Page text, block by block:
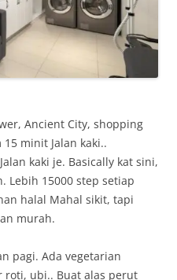
Ancient City, shopping
minit Jalan kaki..
kaki je. Basically kat sini,
Lebih 15000 step setiap
halal Mahal sikit, tapi
murah.
pagi. Ada vegetarian
roti, ubi.. Buat alas perut